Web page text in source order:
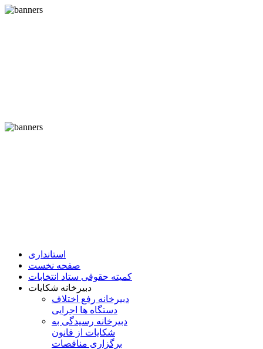
استانداری
صفحه نخست
کمیته حقوقی ستاد انتخابات
دبیرخانه شکایات
دبیرخانه رفع اختلاف
دستگاه ها اجرایی
دبیرخانه رسیدگی به
شکایات از قانون
برگزاری مناقصات